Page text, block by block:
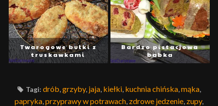
Twarogowe bułki z
truskawkami
Bardzo pistacjowa
babka
Tagi: drób,grzyby, jaja, kiełki, kuchnia chińska,mąka,
papryka,przyprawy w potrawach, zdrowe jedzenie, zupy,